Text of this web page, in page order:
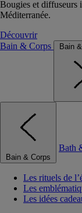
Bougies et diffuseurs
Méditerranée.
Découvrir
Bain & Corps
Bain
Bain & Corps
Bath
Les rituels de
Les
Les idées